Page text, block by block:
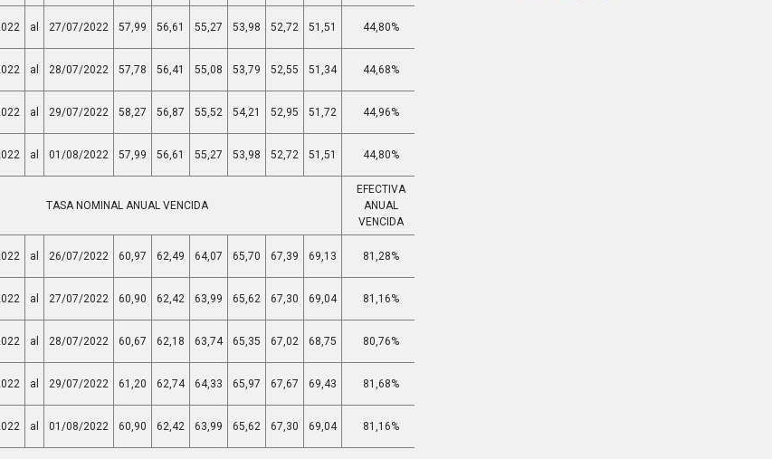
al 27/07/2022 57,99 56,61 55,27 53,98 52,72 51,51 44,80%
al 28/07/2022 57,78 56,41 55,08 53,79 52,55 51,34 44,68%
al 29/07/2022 58,27 56,87 55,52 54,21 52,95 51,72 44,96%
al 01/08/2022 57,99 56,61 55,27 53,98 52,72 51,51 44,80%
TASA NOMINAL ANUAL VENCIDA
EFECTIVA
ANUAL
VENCIDA
al 26/07/2022 60,97 62,49 64,07 65,70 67,39 69,13 81,28%
al 27/07/2022 60,90 62,42 63,99 65,62 67,30 69,04 81,16%
al 28/07/2022 60,67 62,18 63,74 65,35 67,02 68,75 80,76%
al 29/07/2022 61,20 62,74 64,33 65,97 67,67 69,43 81,68%
al 01/08/2022 60,90 62,42 63,99 65,62 67,30 69,04 81,16%